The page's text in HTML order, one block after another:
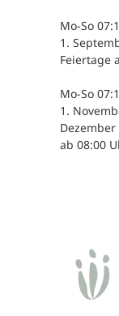
Mo-So
1.
Feiertage
Mo-So
1.
ab 08:00